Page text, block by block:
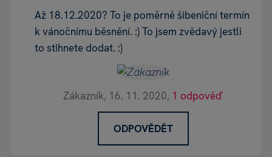
Až 18.12.2020? To je poměrně šibeniční termín
k vánočnímu běsnění. :) To jsem zvědavý jestli
to stihnete dodat. :)
Zákazník, 16. 11. 2020, 1 odpověď
ODPOVĚDĚT